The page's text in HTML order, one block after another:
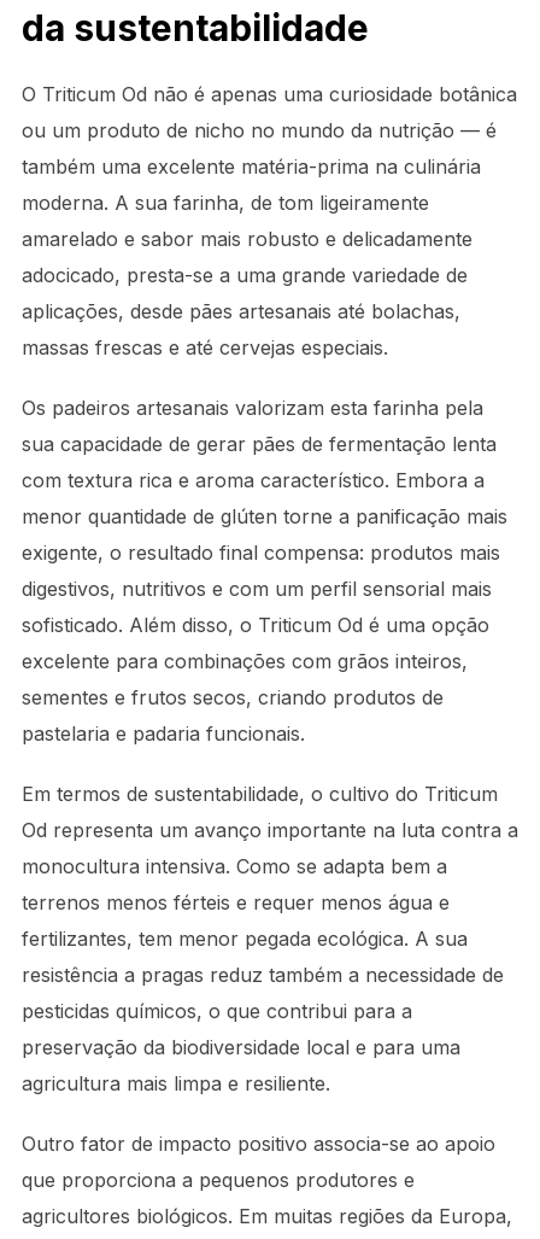
da sustentabilidade
O Triticum Od não é apenas uma curiosidade botânica
ou um produto de nicho no mundo da nutrição — é
também uma excelente matéria-prima na culinária
moderna. A sua farinha, de tom ligeiramente
amarelado e sabor mais robusto e delicadamente
adocicado, presta-se a uma grande variedade de
aplicações, desde pães artesanais até bolachas,
massas frescas e até cervejas especiais.
Os padeiros artesanais valorizam esta farinha pela
sua capacidade de gerar pães de fermentação lenta
com textura rica e aroma característico. Embora a
menor quantidade de glúten torne a panificação mais
exigente, o resultado final compensa: produtos mais
digestivos, nutritivos e com um perfil sensorial mais
sofisticado. Além disso, o Triticum Od é uma opção
excelente para combinações com grãos inteiros,
sementes e frutos secos, criando produtos de
pastelaria e padaria funcionais.
Em termos de sustentabilidade, o cultivo do Triticum
Od representa um avanço importante na luta contra a
monocultura intensiva. Como se adapta bem a
terrenos menos férteis e requer menos água e
fertilizantes, tem menor pegada ecológica. A sua
resistência a pragas reduz também a necessidade de
pesticidas químicos, o que contribui para a
preservação da biodiversidade local e para uma
agricultura mais limpa e resiliente.
Outro fator de impacto positivo associa-se ao apoio
que proporciona a pequenos produtores e
agricultores biológicos. Em muitas regiões da Europa,